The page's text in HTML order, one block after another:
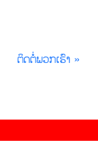
ຕິດຕໍ່ພວກເຮົາ »